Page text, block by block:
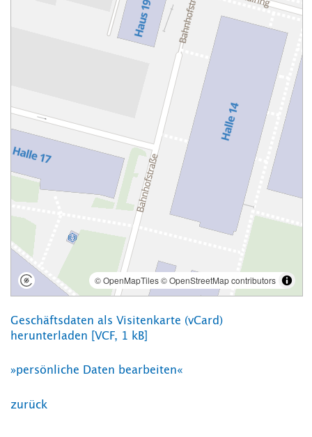
Geschäftsdaten als Visitenkarte (vCard)
herunterladen [VCF, 1 kB]
»persönliche Daten bearbeiten«
zurück